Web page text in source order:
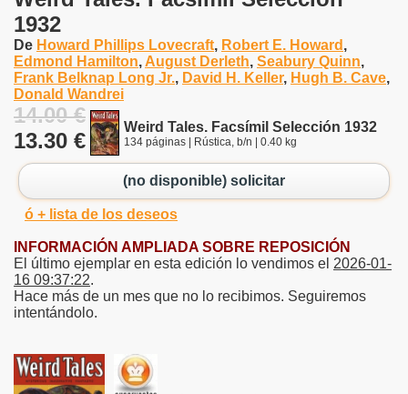
1932
De Howard Phillips Lovecraft, Robert E. Howard ,
Edmond Hamilton, August Derleth, Seabury Quinn,
Frank Belknap Long Jr., David H. Keller, Hugh B. Cave,
Donald Wandrei
14.00 €
13.30 €
Weird Tales. Facsímil Selección 1932
134 páginas | Rústica, b/n | 0.40 kg
(no disponible) solicitar
ó + lista de los deseos
INFORMACIÓN AMPLIADA SOBRE REPOSICIÓN
El último ejemplar en esta edición lo vendimos el 2026-01-
16 09:37:22.
Hace más de un mes que no lo recibimos. Seguiremos
intentándolo.